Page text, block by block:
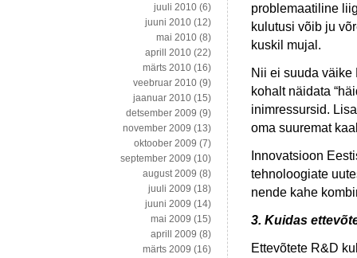
problemaatiline
kulutusi võib ju
kuskil mujal.
Nii ei suuda väike
kohalt näidata
inimressursid.
oma suuremat
Innovatsioon
tehnoloogiate
nende kahe
3. Kuidas
Ettevõtete R&D
juuli 2010 (6)
juuni 2010 (12)
mai 2010 (8)
aprill 2010 (22)
märts 2010 (16)
veebruar 2010 (9)
jaanuar 2010 (15)
detsember 2009 (9)
november 2009 (13)
oktoober 2009 (7)
september 2009 (10)
august 2009 (8)
juuli 2009 (18)
juuni 2009 (14)
mai 2009 (15)
aprill 2009 (8)
märts 2009 (16)